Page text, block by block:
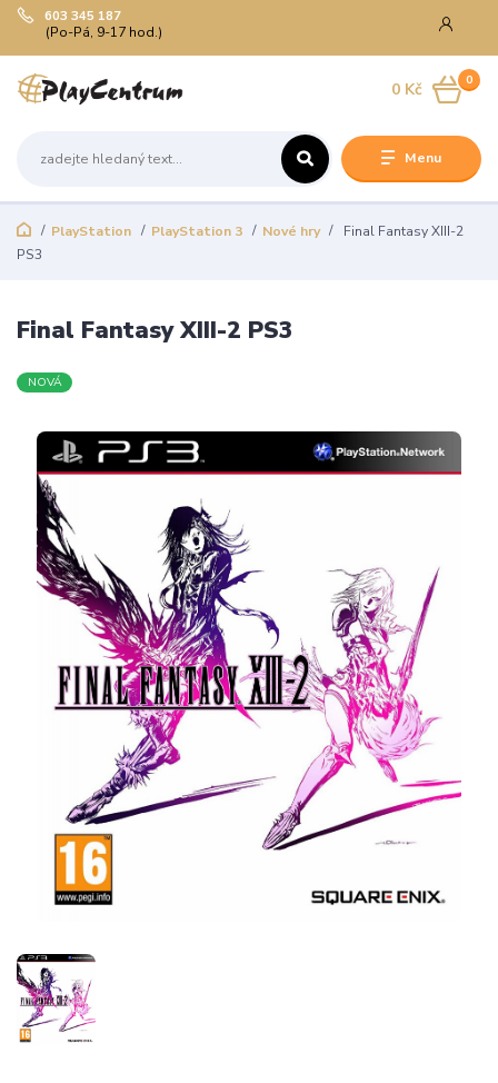
Menu
603 345 187
(Po-Pá, 9-17 hod.)
0
0 Kč
PlayStation PlayStation 3 Nové hry
Final Fantasy XIII-2
PS3
Final Fantasy XIII-2 PS3
NOVÁ